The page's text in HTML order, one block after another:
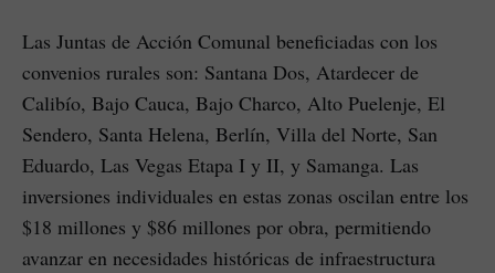
Las Juntas de Acción Comunal beneficiadas con los
convenios rurales son: Santana Dos, Atardecer de
Calibío, Bajo Cauca, Bajo Charco, Alto Puelenje, El
Sendero, Santa Helena, Berlín, Villa del Norte, San
Eduardo, Las Vegas Etapa I y II, y Samanga. Las
inversiones individuales en estas zonas oscilan entre los
$18 millones y $86 millones por obra, permitiendo
avanzar en necesidades históricas de infraestructura